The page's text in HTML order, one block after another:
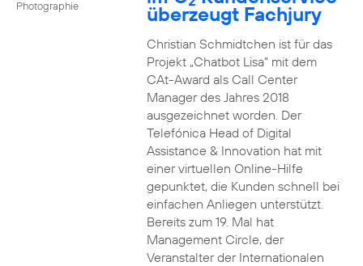
Photographie
überzeugt Fachjury
Christian Schmidtchen ist für das
Projekt „Chatbot Lisa“ mit dem
CAt-Award als Call Center
Manager des Jahres 2018
ausgezeichnet worden. Der
Telefónica Head of Digital
Assistance & Innovation hat mit
einer virtuellen Online-Hilfe
gepunktet, die Kunden schnell bei
einfachen Anliegen unterstützt.
Bereits zum 19. Mal hat
Management Circle, der
Veranstalter der Internationalen